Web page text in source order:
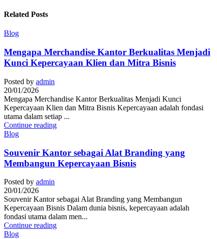
Related Posts
Blog
Mengapa Merchandise Kantor Berkualitas Menjadi
Kunci Kepercayaan Klien dan Mitra Bisnis
Posted by admin
20/01/2026
Mengapa Merchandise Kantor Berkualitas Menjadi Kunci
Kepercayaan Klien dan Mitra Bisnis Kepercayaan adalah fondasi
utama dalam setiap ...
Continue reading
Blog
Souvenir Kantor sebagai Alat Branding yang
Membangun Kepercayaan Bisnis
Posted by admin
20/01/2026
Souvenir Kantor sebagai Alat Branding yang Membangun
Kepercayaan Bisnis Dalam dunia bisnis, kepercayaan adalah
fondasi utama dalam men...
Continue reading
Blog